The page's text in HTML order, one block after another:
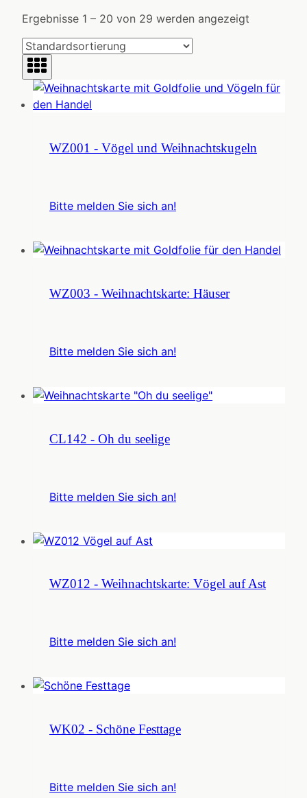
Ergebnisse 1 – 20 von 29 werden angezeigt
WZ001 - Vögel und Weihnachtskugeln
Bitte melden Sie sich an!
WZ003 - Weihnachtskarte: Häuser
Bitte melden Sie sich an!
CL142 - Oh du seelige
Bitte melden Sie sich an!
WZ012 - Weihnachtskarte: Vögel auf Ast
Bitte melden Sie sich an!
WK02 - Schöne Festtage
Bitte melden Sie sich an!